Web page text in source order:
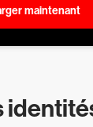
maintenant